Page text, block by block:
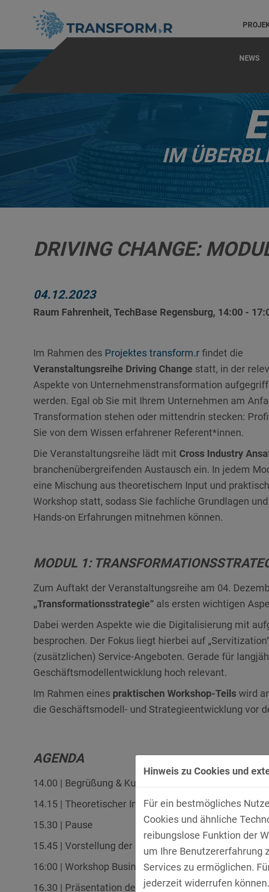
NEWS
IM
DRIVING CHANGE:
04.12.2023
Raum Fahrenheit, TechBase Regensburg, 14:00 -
Im Rahmen des Projektes transform.r findet die
Veranstaltungsreihe Driving Change statt, in der
Aspekte von Unternehmenstransformation
werden. Egal ob Sie mit Ihrem Unternehmen am
Transformation stehen oder mittendrin stecken:
Sie von dem Wissen erfahrener Referent*innen.
Die Veranstaltungsreihe lädt mit Cross Industry
branchenübergreifenden Austausch ein. In jedem
eine Mischung aus theoretischem Input und
Workshop statt, sodass Sie fachliche Grundlagen
Hands-on Erfahrungen mitnehmen können.
MODUL 1:
Zum Auftakt der Veranstaltungsreihe am 04.
„Transformationsstrategie“ als ersten wichtigen
Dabei werden Aspekte wie die Digitalisierung mit
besprochen. Der Fokus liegt hierbei auf
(zusätzlichen) Service-Angeboten. Gerade für
Geschäftsmodellentwicklung hoch relevant.
Im Rahmen eines praktischen Workshop-Teils wird
die Geschäftsmodell- und Strategieentwicklung vor
AGENDA
14.00 | Begrüßung & Kurzvorstellung der
14.15 | Theoretischer Input zu Strategie- &
15.30 | Pause
15.45 | Vorstellung der Methodik Business Model
16:00 | Workshop Business Model Canvas
16.30 | Präsentation der Ergebnisse
Hinweis zu Cookies und
Für ein bestmögliches
Cookies und ähnliche
reibungslose Funktion der
um Ihre Benutzererfahrung
Services zu ermöglichen.
jederzeit widerrufen